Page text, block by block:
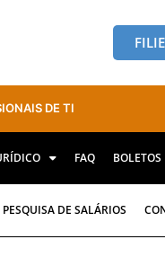
DE TI
FAQ BOLETOS
PESQUISA DE SALÁRIOS